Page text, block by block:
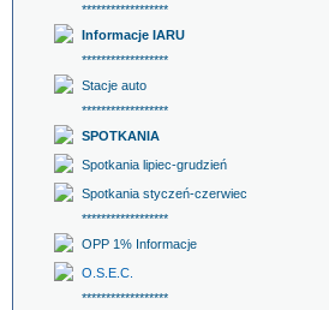
******************
Informacje IARU
******************
Stacje auto
******************
SPOTKANIA
Spotkania lipiec-grudzień
Spotkania styczeń-czerwiec
******************
OPP 1% Informacje
O.S.E.C.
******************